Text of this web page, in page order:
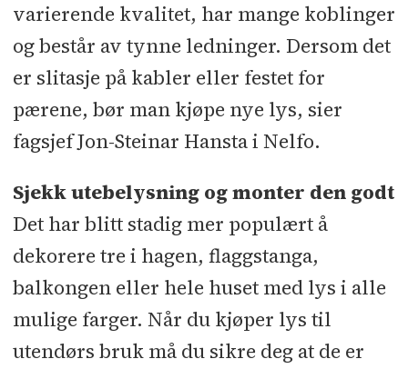
varierende kvalitet, har mange koblinger
og består av tynne ledninger. Dersom det
er slitasje på kabler eller festet for
pærene, bør man kjøpe nye lys, sier
fagsjef Jon-Steinar Hansta i Nelfo.
Sjekk utebelysning og monter den godt
Det har blitt stadig mer populært å
dekorere tre i hagen, flaggstanga,
balkongen eller hele huset med lys i alle
mulige farger. Når du kjøper lys til
utendørs bruk må du sikre deg at de er